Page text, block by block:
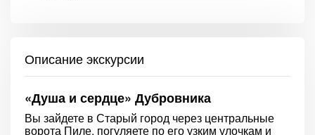
Описание экскурсии
«Душа и сердце» Дубровника
Вы зайдете в Старый город через центральные
ворота Пиле, погуляете по его узким улочкам и